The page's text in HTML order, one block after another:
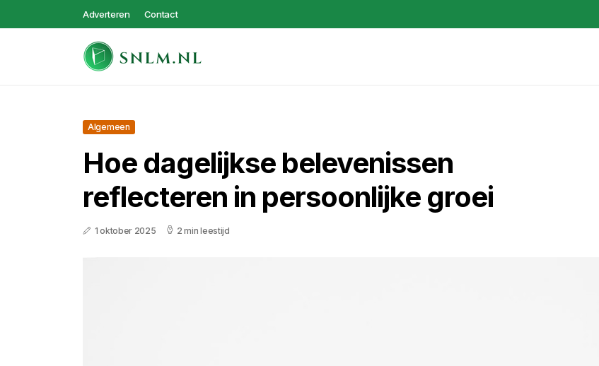
Adverteren Contact
Algemeen
Hoe dagelijkse belevenissen
reflecteren in persoonlijke groei
1 oktober 2025 2 min leestijd